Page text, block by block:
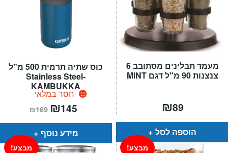
כוס שתיה תרמית 500 מ"ל
Stainless Steel-
KAMBUKKA
חסר במלאי
₪169 המחיר
המקורי
היה:
₪169.
₪145
הוא:
מידע נוסף
מעמד תבלינים מסתובב 6
צנצנות 90 מ"ל דגם MINT
₪89
הוספה לסל
מבצע! מבצע!